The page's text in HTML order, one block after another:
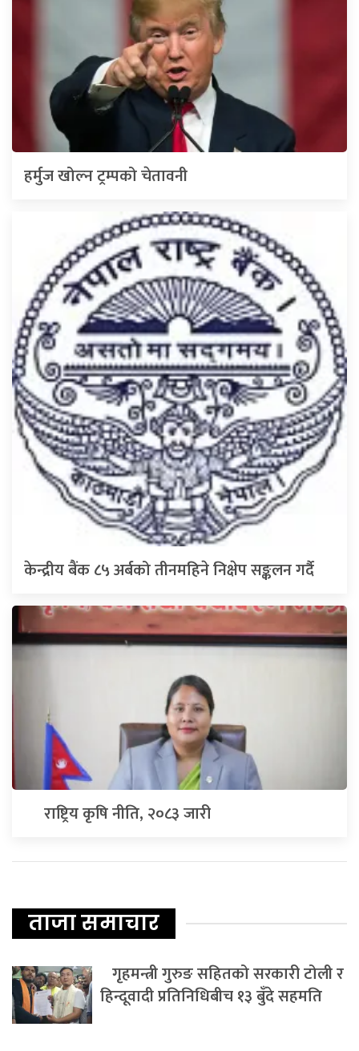
हर्मुज खोल्न ट्रम्पको चेतावनी
केन्द्रीय बैंक ८५ अर्बको तीनमहिने निक्षेप सङ्कलन गर्दै
राष्ट्रिय कृषि नीति, २०८३ जारी
ताजा समाचार
गृहमन्त्री गुरुङ सहितको सरकारी टोली र
हिन्दूवादी प्रतिनिधिबीच १३ बुँदे सहमति